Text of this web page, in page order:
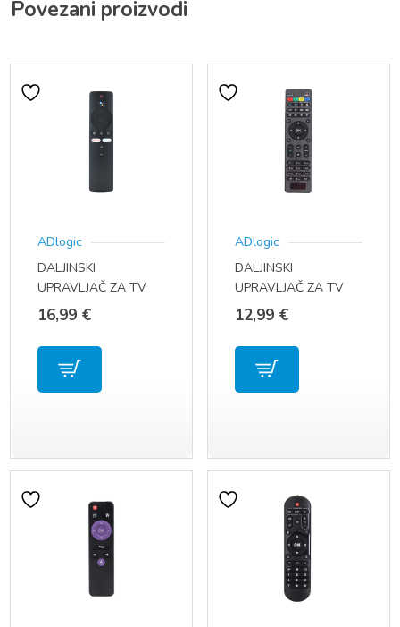
Povezani proizvodi
ADlogic
DALJINSKI
UPRAVLJAČ ZA TV
BOX XIAOMI MI BOX
S / MI TV STICK / MI
TV
16,99 €
ADlogic
DALJINSKI
UPRAVLJAČ ZA TV
BOX MAG
12,99 €